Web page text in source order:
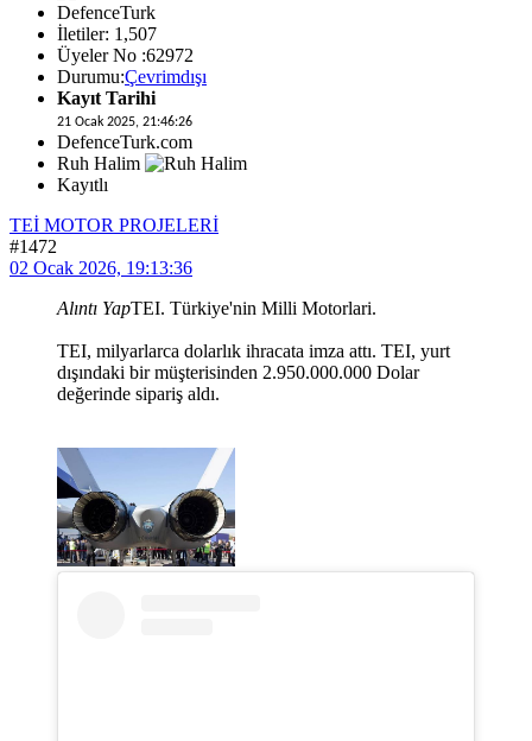
DefenceTurk
İletiler: 1,507
Üyeler No :62972
Durumu:Çevrimdışı
Kayıt Tarihi
21 Ocak 2025, 21:46:26
DefenceTurk.com
Ruh Halim
Kayıtlı
TEİ MOTOR PROJELERİ
#1472
02 Ocak 2026, 19:13:36
Alıntı YapTEI. Türkiye'nin Milli Motorlari.
TEI, milyarlarca dolarlık ihracata imza attı. ΤΕΙ, yurt
dışındaki bir müşterisinden 2.950.000.000 Dolar
değerinde sipariş aldı.